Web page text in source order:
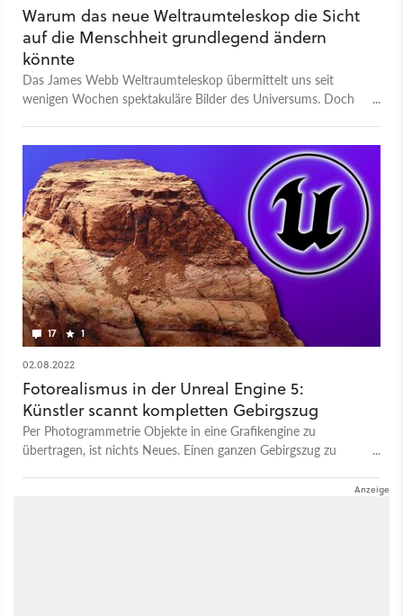
Warum das neue Weltraumteleskop die Sicht
auf die Menschheit grundlegend ändern
könnte
Das James Webb Weltraumteleskop übermittelt uns seit
wenigen Wochen spektakuläre Bilder des Universums. Doch
17 1
02.08.2022
Fotorealismus in der Unreal Engine 5:
Künstler scannt kompletten Gebirgszug
Per Photogrammetrie Objekte in eine Grafikengine zu
übertragen, ist nichts Neues. Einen ganzen Gebirgszug zu